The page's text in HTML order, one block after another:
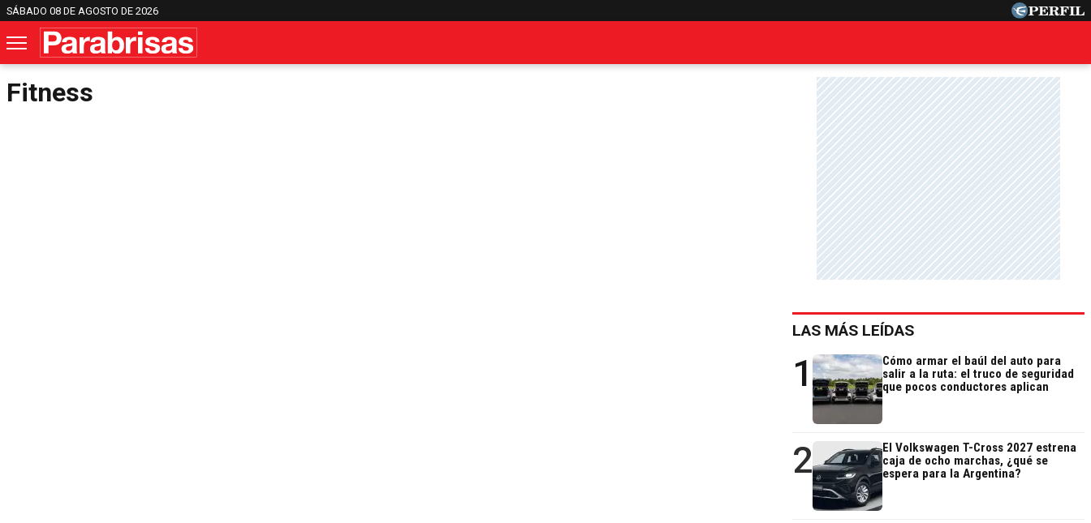
SÁBADO 08 DE AGOSTO DE 2026
Fitness
LAS MÁS LEÍDAS
1
Cómo armar el baúl del auto para
salir a la ruta: el truco de seguridad
que pocos conductores aplican
2
El Volkswagen T-Cross 2027 estrena
caja de ocho marchas, ¿qué se
espera para la Argentina?